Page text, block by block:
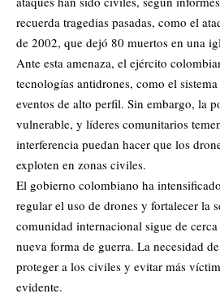
recuerda tragedias pasadas, como el
de 2002, que dejó 80 muertos en una
Ante esta amenaza, el ejército
tecnologías antidrones, como el
eventos de alto perfil. Sin embargo, la
vulnerable, y líderes comunitarios
interferencia puedan hacer que los
exploten en zonas civiles.
El gobierno colombiano ha
regular el uso de drones y fortalecer la
comunidad internacional sigue de
nueva forma de guerra. La necesidad
proteger a los civiles y evitar más
evidente.